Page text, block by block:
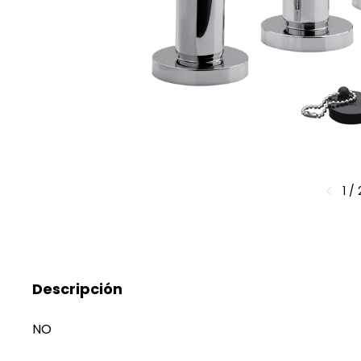
1 /
Descripción
NO